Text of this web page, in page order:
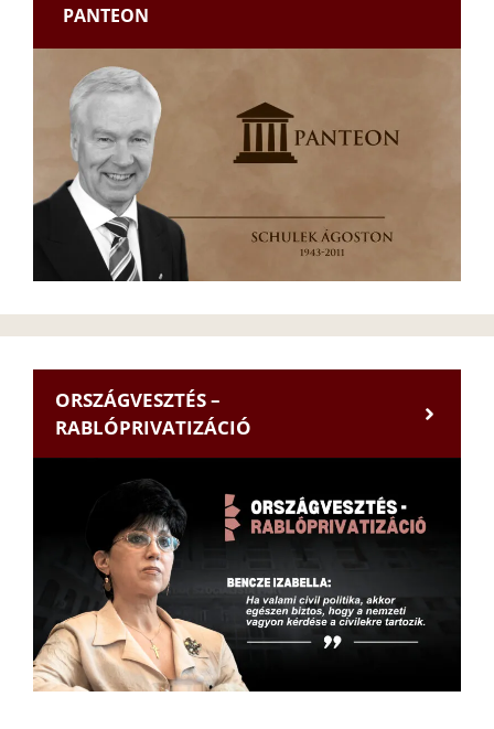
PANTEON
ORSZÁGVESZTÉS –
RABLÓPRIVATIZÁCIÓ